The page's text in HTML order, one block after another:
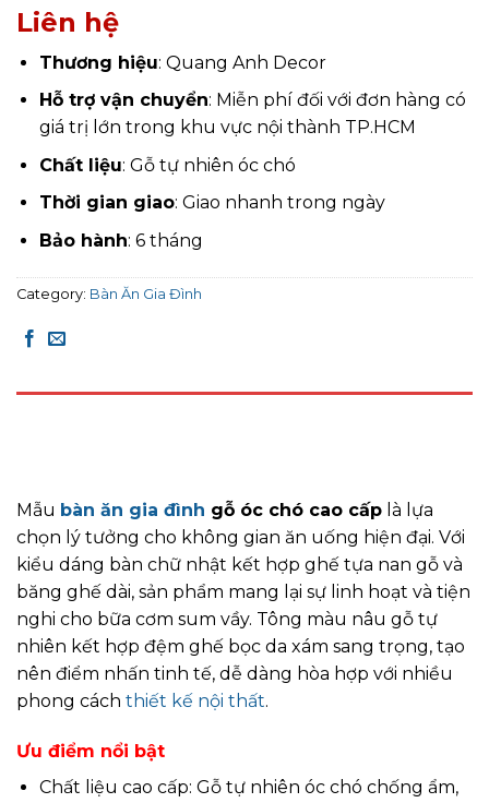
Liên hệ
Thương hiệu: Quang Anh Decor
Hỗ trợ vận chuyển: Miễn phí đối với đơn hàng có
giá trị lớn trong khu vực nội thành TP.HCM
Chất liệu: Gỗ tự nhiên óc chó
Thời gian giao: Giao nhanh trong ngày
Bảo hành: 6 tháng
Category: Bàn Ăn Gia Đình
Mẫu bàn ăn gia đình gỗ óc chó cao cấp là lựa
chọn lý tưởng cho không gian ăn uống hiện đại. Với
kiểu dáng bàn chữ nhật kết hợp ghế tựa nan gỗ và
băng ghế dài, sản phẩm mang lại sự linh hoạt và tiện
nghi cho bữa cơm sum vầy. Tông màu nâu gỗ tự
nhiên kết hợp đệm ghế bọc da xám sang trọng, tạo
nên điểm nhấn tinh tế, dễ dàng hòa hợp với nhiều
phong cách thiết kế nội thất.
Ưu điểm nổi bật
Chất liệu cao cấp: Gỗ tự nhiên óc chó chống ẩm,